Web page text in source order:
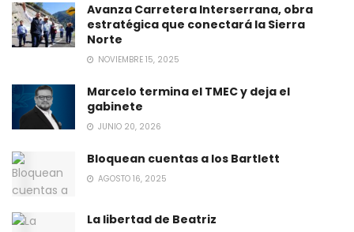
Avanza Carretera Interserrana, obra
estratégica que conectará la Sierra
Norte
NOVIEMBRE 15, 2025
Marcelo termina el TMEC y deja el
gabinete
JUNIO 20, 2026
Bloquean cuentas a los Bartlett
AGOSTO 16, 2025
La libertad de Beatriz